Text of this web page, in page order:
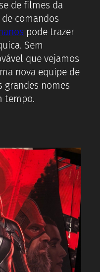
de filmes da
comandos
pode trazer
Sem
que vejamos
nova equipe de
grandes nomes
tempo.